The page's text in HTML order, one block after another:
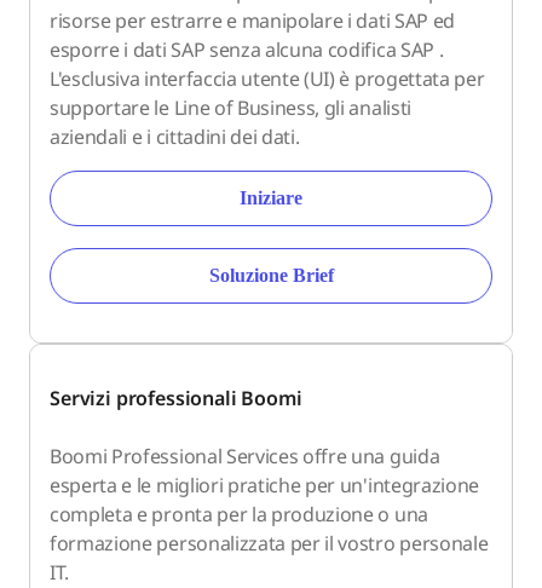
risorse per estrarre e manipolare i dati SAP ed
esporre i dati SAP senza alcuna codifica SAP .
L'esclusiva interfaccia utente (UI) è progettata per
supportare le Line of Business, gli analisti
aziendali e i cittadini dei dati.
Iniziare
Soluzione Brief
Servizi professionali Boomi
Boomi Professional Services offre una guida
esperta e le migliori pratiche per un'integrazione
completa e pronta per la produzione o una
formazione personalizzata per il vostro personale
IT.